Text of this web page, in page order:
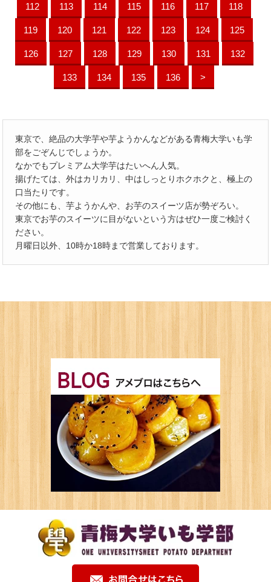
112 113 114 115 116 117 118
119 120 121 122 123 124 125
126 127 128 129 130 131 132
133 134 135 136 >
東京で、絶品の大学芋や芋ようかんなどがある青梅大学いも学
部をごぞんじでしょうか。
なかでもプレミアム大学芋はたいへん人気。
揚げたては、外はカリカリ、中はしっとりホクホクと、極上の
口当たりです。
その他にも、芋ようかんや、お芋のスイーツ店が勢ぞろい。
東京でお芋のスイーツに目がないという方はぜひ一度ご検討く
ださい。
月曜日以外、10時か18時まで営業しております。